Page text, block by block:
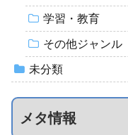
学習・教育
その他ジャンル
未分類
メタ情報